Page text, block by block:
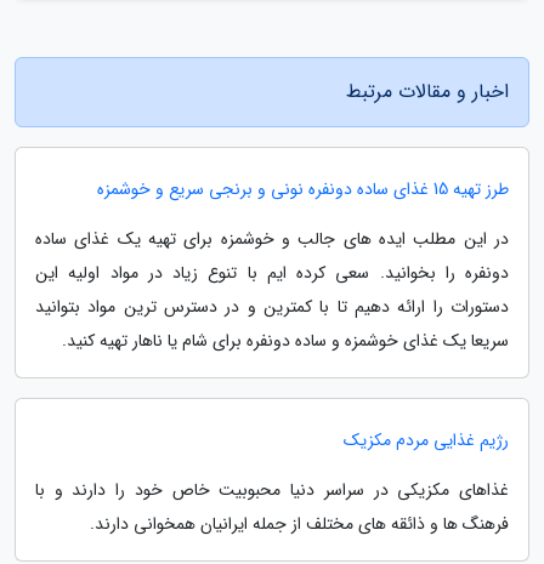
اخبار و مقالات مرتبط
طرز تهیه 15 غذای ساده دونفره نونی و برنجی سریع و خوشمزه
در این مطلب ایده های جالب و خوشمزه برای تهیه یک غذای ساده
دونفره را بخوانید. سعی کرده ایم با تنوع زیاد در مواد اولیه این
دستورات را ارائه دهیم تا با کمترین و در دسترس ترین مواد بتوانید
سریعا یک غذای خوشمزه و ساده دونفره برای شام یا ناهار تهیه کنید.
رژیم غذایی مردم مکزیک
غذاهای مکزیکی در سراسر دنیا محبوبیت خاص خود را دارند و با
فرهنگ ها و ذائقه های مختلف از جمله ایرانیان همخوانی دارند.